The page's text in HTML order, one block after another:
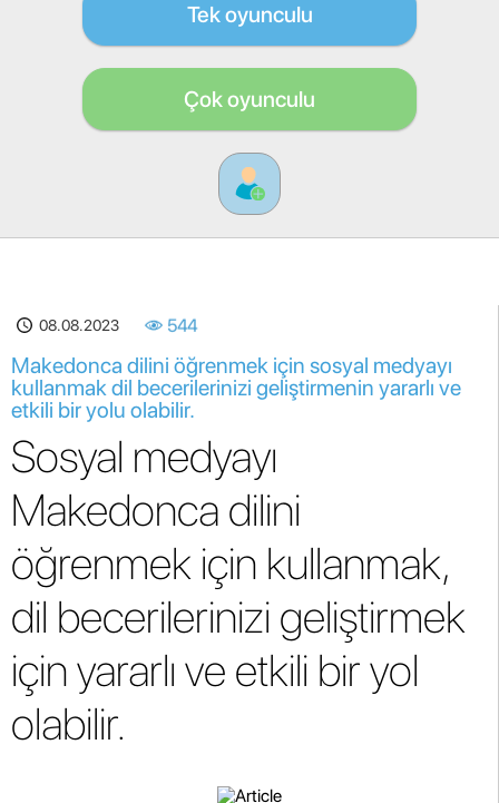
Tek oyunculu
Çok oyunculu
08.08.2023 544
Makedonca dilini öğrenmek için sosyal medyayı
kullanmak dil becerilerinizi geliştirmenin yararlı ve
etkili bir yolu olabilir.
Sosyal medyayı
Makedonca dilini
öğrenmek için kullanmak,
dil becerilerinizi geliştirmek
için yararlı ve etkili bir yol
olabilir.